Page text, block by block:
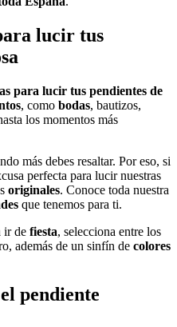
lucir tus
para lucir tus pendientes de
, como bodas, bautizos,
los momentos más
más debes resaltar. Por eso, si
perfecta para lucir nuestras
originales. Conoce toda nuestra
que tenemos para ti.
ir de fiesta, selecciona entre los
además de un sinfín de colores
pendiente